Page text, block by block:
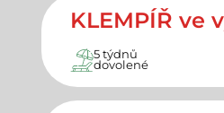
KLEMPÍŘ ve
5 týdnů
dovolené